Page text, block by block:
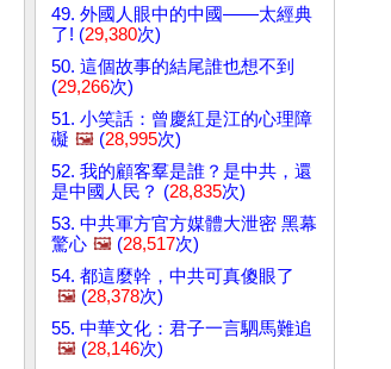
49. 外國人眼中的中國——太經典
了! (29,380次)
50. 這個故事的結尾誰也想不到
(29,266次)
51. 小笑話：曾慶紅是江的心理障
礙 🖼️ (28,995次)
52. 我的顧客羣是誰？是中共，還
是中國人民？ (28,835次)
53. 中共軍方官方媒體大泄密 黑幕
驚心 🖼️ (28,517次)
54. 都這麼幹，中共可真傻眼了
🖼️ (28,378次)
55. 中華文化：君子一言駟馬難追
🖼️ (28,146次)